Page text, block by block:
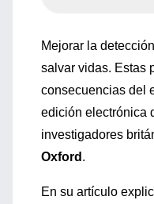
Mejorar la
salvar vidas. Estas
consecuencias del
edición electrónica
investigadores
Oxford .
En su artículo